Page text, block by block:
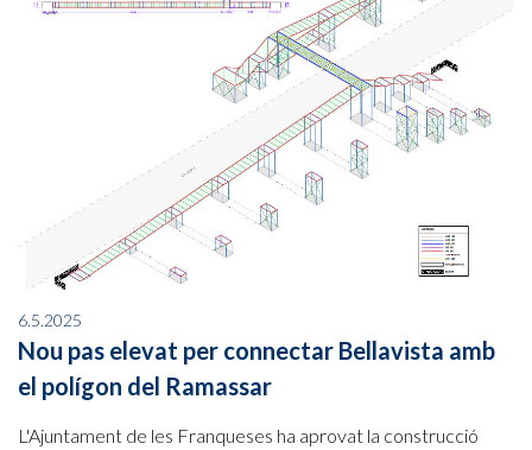
6.5.2025
Nou pas elevat per connectar Bellavista amb
el polígon del Ramassar
L'Ajuntament de les Franqueses ha aprovat la construcció